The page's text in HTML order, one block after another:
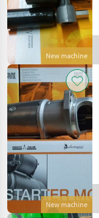
New machine
New machine